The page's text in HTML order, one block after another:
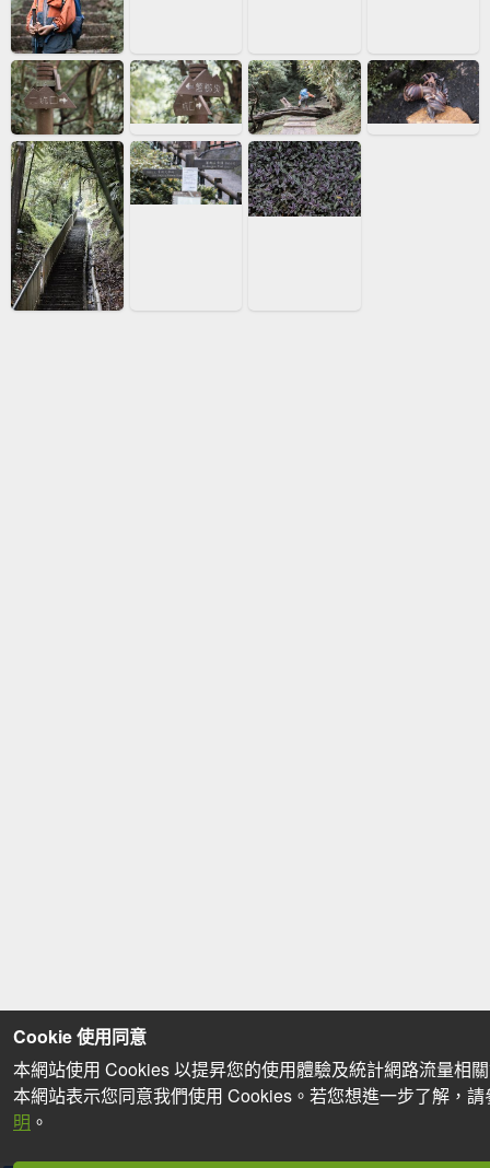
Cookie 使用同意
本網站使用 Cookies 以提昇您的使用體驗及統計網路流量相
本網站表示您同意我們使用 Cookies。若您想進一步了解，
明 。